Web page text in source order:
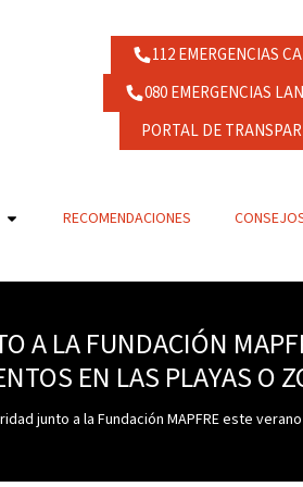
112 EMERGENCIAS
080 EMERGENCIAS
PORTAL DE
RECOMENDACIONES
A LA FUNDACIÓN
EN LAS PLAYAS O
junto a la Fundación MAPFRE este